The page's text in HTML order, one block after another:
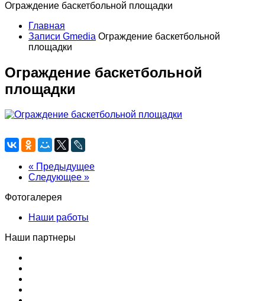
Ограждение баскетбольной площадки
Главная
Записи Gmedia Ограждение баскетбольной
площадки
Ограждение баскетбольной
площадки
« Предыдущее
Следующее »
Фотогалерея
Наши работы
Наши партнеры